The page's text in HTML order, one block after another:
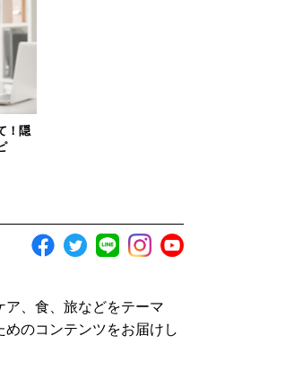
！隠
、食、旅などをテーマ
のコンテンツをお届けし